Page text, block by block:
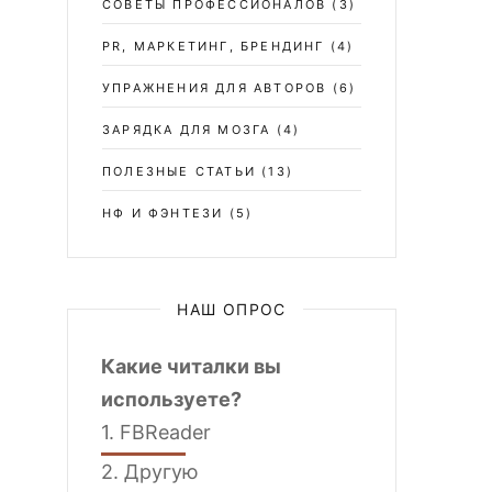
СОВЕТЫ ПРОФЕССИОНАЛОВ (3)
PR, МАРКЕТИНГ, БРЕНДИНГ (4)
УПРАЖНЕНИЯ ДЛЯ АВТОРОВ (6)
ЗАРЯДКА ДЛЯ МОЗГА (4)
ПОЛЕЗНЫЕ СТАТЬИ (13)
НФ И ФЭНТЕЗИ (5)
НАШ ОПРОС
Какие читалки вы
используете?
1. FBReader
2. Другую